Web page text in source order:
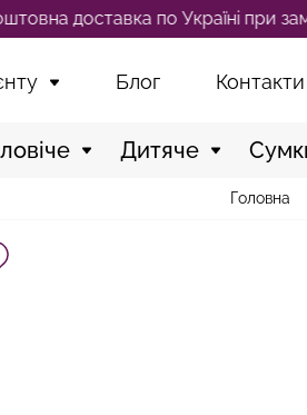
по Україні при замовленні
Блог Контакти
Дитяче
Головна